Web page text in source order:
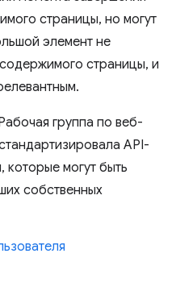
страницы, но могут
элемент не
страницы, и
группа по веб-
API-
которые могут быть
собственных